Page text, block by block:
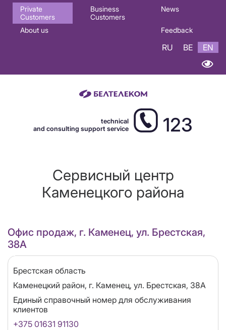
Основная
навигация
Private
Customers
Business
Customers
News
About us Feedback
RU BE EN
technical
and consulting support service
123
Сервисный центр
Каменецкого района
Офис продаж, г. Каменец, ул. Брестская,
38А
Область
Брестская область
Адрес
Каменецкий район, г. Каменец, ул. Брестская, 38А
Единый справочный номер для обслуживания
клиентов
+375 01631 91130